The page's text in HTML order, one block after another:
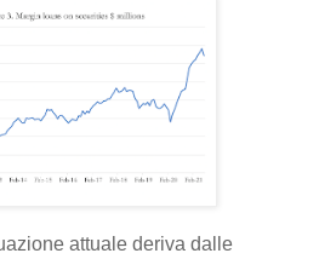
attuale deriva dalle